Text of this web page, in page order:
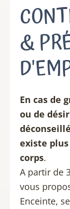
&
En cas de
ou de
existe
corps.
A partir de
vous
Enceinte,